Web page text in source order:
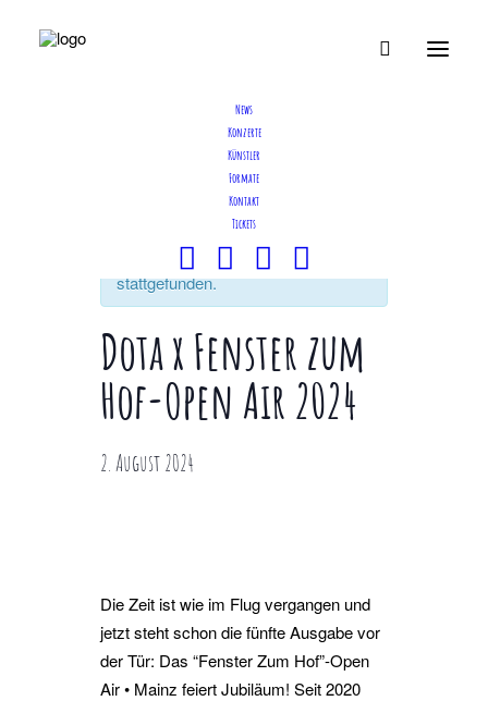
News
Konzerte
Künstler
Formate
Kontakt
Tickets
Diese Veranstaltung hat bereits
stattgefunden.
Dota x Fenster zum
Hof-Open Air 2024
2. August 2024
Die Zeit ist wie im Flug vergangen und
jetzt steht schon die fünfte Ausgabe vor
der Tür: Das “Fenster Zum Hof”-Open
Air • Mainz feiert Jubiläum! Seit 2020